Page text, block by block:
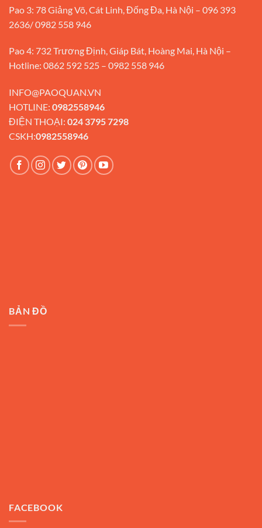
Pao 3: 78 Giảng Võ, Cát Linh, Đống Đa, Hà Nội – 096 393
2636/ 0982 558 946
Pao 4: 732 Trương Định, Giáp Bát, Hoàng Mai, Hà Nội –
Hotline: 0862 592 525 – 0982 558 946
INFO@PAOQUAN.VN
HOTLINE: 0982558946
ĐIỆN THOẠI: 024 3795 7298
CSKH:0982558946
BẢN ĐỒ
FACEBOOK